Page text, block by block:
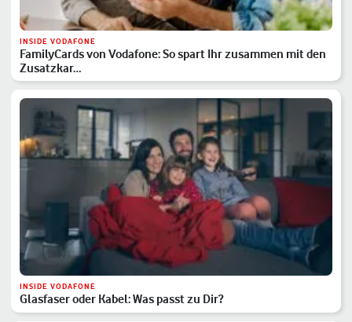
INSIDE VODAFONE
FamilyCards von Vodafone: So spart Ihr zusammen mit den
Zusatzkar…
INSIDE VODAFONE
Glasfaser oder Kabel: Was passt zu Dir?